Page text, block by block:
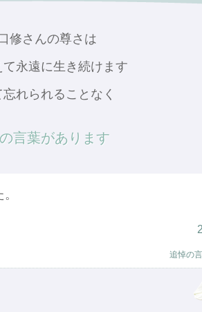
修さんの尊さは
て永遠に生き続けます
れられることなく
言葉があります
追悼の